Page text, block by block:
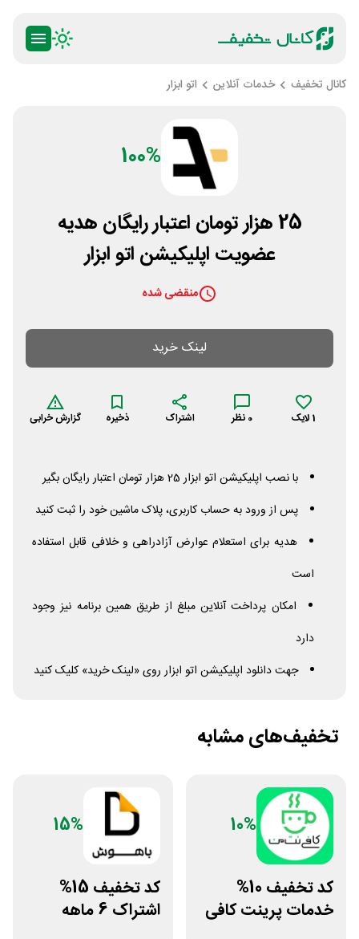
کانال تخفیف خدمات آنلاین اتو ابزار
100%
25 هزار تومان اعتبار رایگان هدیه
عضویت اپلیکیشن اتو ابزار
منقضی شده
لینک خرید
1لایک 0 نظر اشتراک ذخیره گزارش خرابی
با نصب اپلیکیشن اتو ابزار 25 هزار تومان اعتبار رایگان بگیر
پس از ورود به حساب کاربری، پلاک ماشین خود را ثبت کنید
هدیه برای استعلام عوارض آزادراهی و خلافی قابل استفاده
است
امکان پرداخت آنلاین مبلغ از طریق همین برنامه نیز وجود
دارد
جهت دانلود اپلیکیشن اتو ابزار روی «لینک خرید» کلیک کنید
تخفیف‌های مشابه
10%
کد تخفیف 10%
خدمات پرینت کافی
15%
کد تخفیف 15%
اشتراک 6 ماهه